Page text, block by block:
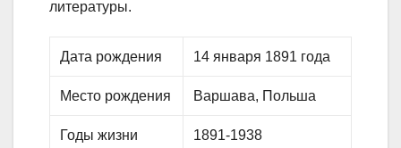
литературы.
Дата рождения 14 января 1891 года
Место рождения Варшава, Польша
Годы жизни 1891-1938